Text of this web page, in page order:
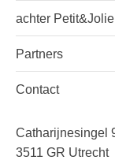
achter
Partners
Contact
Catharijnesingel
3511 GR Utrecht